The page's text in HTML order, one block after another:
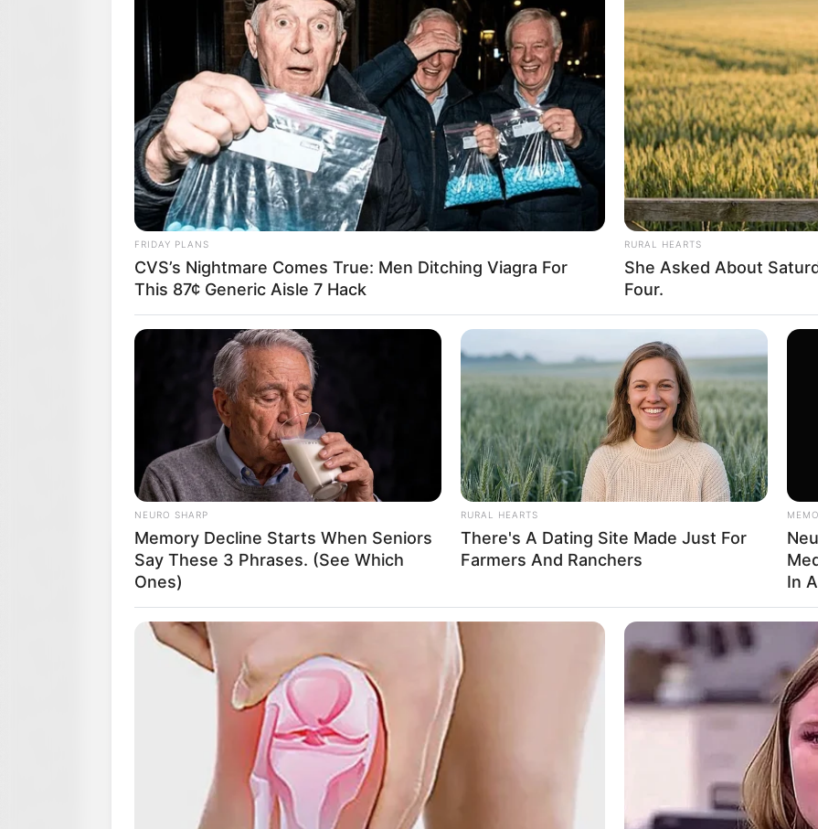
FRIDAY PLANS
CVS’s Nightmare Comes True: Men Ditching Viagra For
This 87¢ Generic Aisle 7 Hack
RURAL HEARTS
She Asked About
Four.
NEURO SHARP
Memory Decline Starts When Seniors
Say These 3 Phrases. (See Which
Ones)
RURAL HEARTS
There's A Dating Site Made Just For
Farmers And Ranchers
In